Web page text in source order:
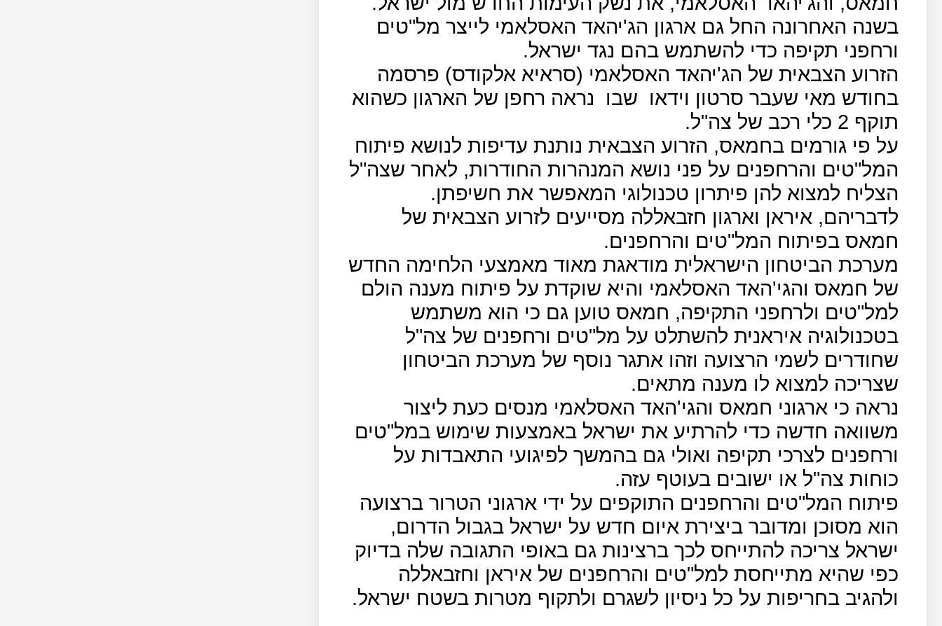
בשנה האחרונה החל גם ארגון הג'יהאד האסלאמי לייצר מל"טים
ורחפני תקיפה כדי להשתמש בהם נגד ישראל.
הזרוע הצבאית של הג'יהאד האסלאמי (סראיא אלקודס) פרסמה
בחודש מאי שעבר סרטון וידאו שבו
נראה רחפן של הארגון כשהוא
תוקף 2 כלי רכב של צה"ל.
על פי גורמים בחמאס, הזרוע הצבאית נותנת עדיפות לנושא פיתוח
המל"טים והרחפנים על פני נושא המנהרות החודרות, לאחר שצה"ל
הצליח למצוא להן פיתרון טכנולוגי המאפשר את חשיפתן.
לדבריהם, איראן וארגון חזבאללה מסייעים לזרוע הצבאית של
חמאס בפיתוח המל"טים והרחפנים.
מערכת הביטחון הישראלית מודאגת מאוד מאמצעי הלחימה החדש
של חמאס והגי'האד האסלאמי והיא שוקדת על פיתוח מענה הולם
למל"טים ולרחפני התקיפה, חמאס טוען גם כי הוא משתמש
בטכנולוגיה איראנית להשתלט על מל"טים ורחפנים של צה"ל
שחודרים לשמי הרצועה וזהו אתגר נוסף של מערכת הביטחון
שצריכה למצוא לו מענה מתאים.
נראה כי ארגוני חמאס והגי'האד האסלאמי מנסים כעת ליצור
משוואה חדשה כדי להרתיע את ישראל באמצעות שימוש במל"טים
ורחפנים לצרכי תקיפה ואולי גם בהמשך לפיגועי התאבדות על
כוחות צה"ל או ישובים בעוטף עזה.
פיתוח המל"טים והרחפנים התוקפים על ידי ארגוני הטרור ברצועה
הוא מסוכן ומדובר ביצירת איום חדש על ישראל בגבול הדרום,
ישראל צריכה להתייחס לכך ברצינות גם באופי התגובה שלה בדיוק
כפי שהיא מתייחסת למל"טים והרחפנים של איראן וחזבאללה
ולהגיב בחריפות על כל ניסיון לשגרם ולתקוף מטרות בשטח ישראל.